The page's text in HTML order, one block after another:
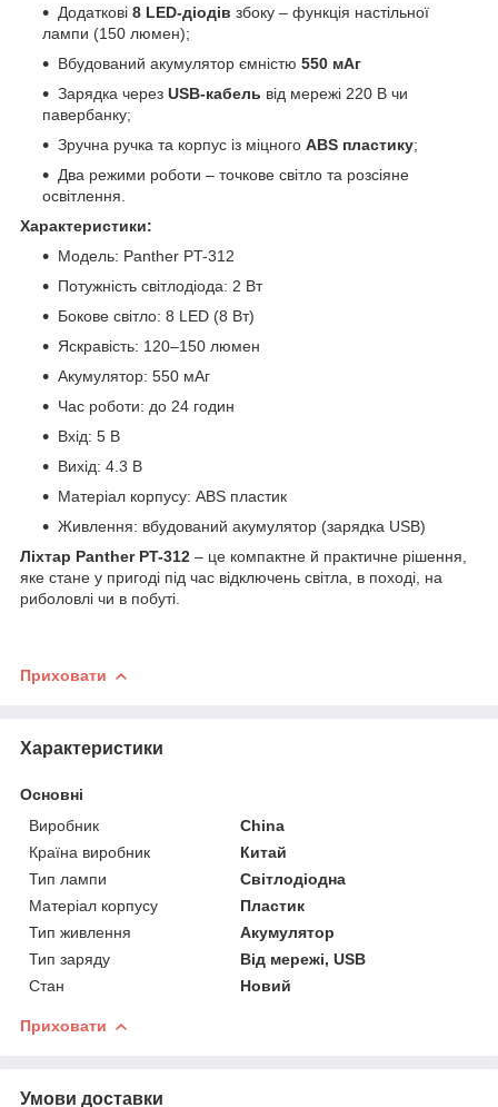
Додаткові 8 LED-діодів збоку – функція настільної
лампи (150 люмен);
Вбудований акумулятор ємністю 550 мАг
Зарядка через USB-кабель від мережі 220 В чи
павербанку;
Зручна ручка та корпус із міцного ABS пластику;
Два режими роботи – точкове світло та розсіяне
освітлення.
Характеристики:
Модель: Panther PT-312
Потужність світлодіода: 2 Вт
Бокове світло: 8 LED (8 Вт)
Яскравість: 120–150 люмен
Акумулятор: 550 мАг
Час роботи: до 24 годин
Вхід: 5 В
Вихід: 4.3 В
Матеріал корпусу: ABS пластик
Живлення: вбудований акумулятор (зарядка USB)
Ліхтар Panther PT-312 – це компактне й практичне рішення,
яке стане у пригоді під час відключень світла, в поході, на
риболовлі чи в побуті.
Приховати
Характеристики
Основні
Виробник
China
Країна виробник
Китай
Тип лампи
Світлодіодна
Матеріал корпусу
Пластик
Тип живлення
Акумулятор
Тип заряду
Від мережі, USB
Стан
Новий
Приховати
Умови доставки